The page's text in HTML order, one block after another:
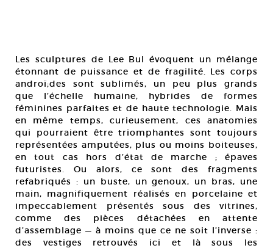
Les sculptures de Lee Bul évoquent un mélange
étonnant de puissance et de fragilité. Les corps
androï;des sont sublimés, un peu plus grands
que l’échelle humaine, hybrides de formes
féminines parfaites et de haute technologie. Mais
en même temps, curieusement, ces anatomies
qui pourraient être triomphantes sont toujours
représentées amputées, plus ou moins boiteuses,
en tout cas hors d’état de marche ; épaves
futuristes. Ou alors, ce sont des fragments
refabriqués : un buste, un genoux, un bras, une
main, magnifiquement réalisés en porcelaine et
impeccablement présentés sous des vitrines,
comme des pièces détachées en attente
d’assemblage — à moins que ce ne soit l’inverse :
des vestiges retrouvés ici et là sous les